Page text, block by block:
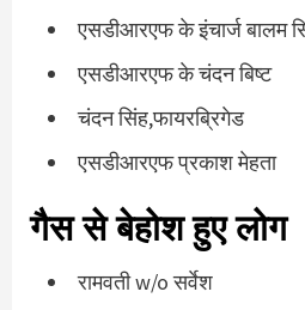
एसडीआरएफ के इंचार्ज बालम
एसडीआरएफ के चंदन बिष्ट
चंदन सिंह,फायरब्रिगेड
एसडीआरएफ प्रकाश मेहता
गैस से बेहोश हुए लोग
रामवती w/o सर्वेश